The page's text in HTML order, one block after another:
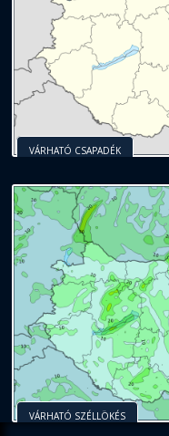
VÁRHATÓ CSAPADÉK
VÁRHATÓ SZÉLLÖKÉS